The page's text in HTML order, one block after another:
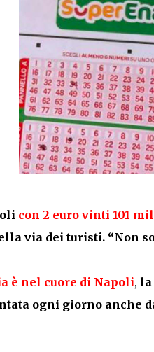
con 2 euro vinti 101
via dei turisti. “Non
è nel cuore di Napoli, la
ogni giorno anche